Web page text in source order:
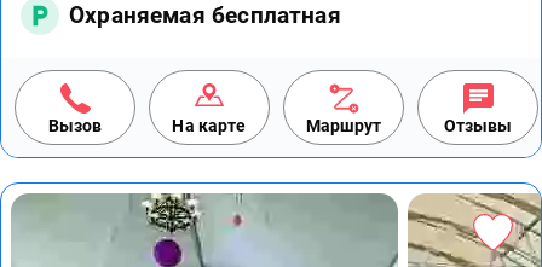
Охраняемая бесплатная
Вызов На карте Маршрут Отзывы